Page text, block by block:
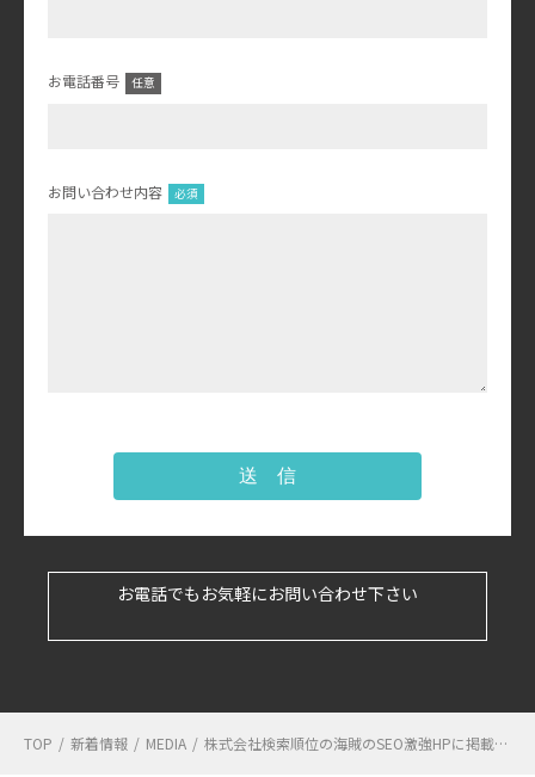
お電話番号
お問い合わせ内容
送 信
お電話でもお気軽にお問い合わせ下さい
TOP / 新着情報 / MEDIA / 株式会社検索順位の海賊のSEO激強HPに掲載さ